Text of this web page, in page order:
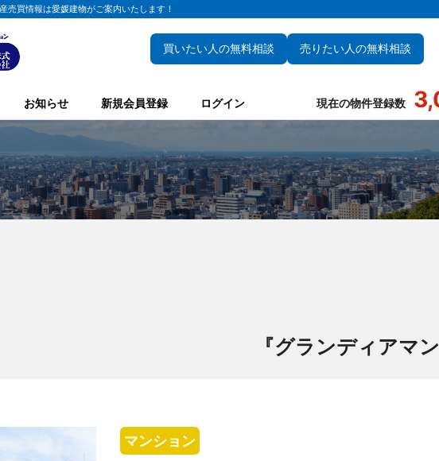
買情報は愛媛建物がご案内いたします！
買いたい人の無料相談 売りたい人の無料相談
お知らせ 新規会員登録 ログイン 現在の物件登録数
『グランディアマ
マンション